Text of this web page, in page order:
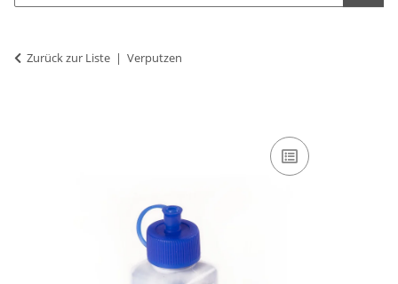
Zurück zur Liste Verputzen